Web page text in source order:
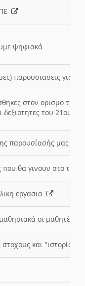
ψηφιακά
παρουσιασεις για
στον ορισμο
δεξιοτητες του 21ου
παρουσίασής μας
που θα γινουν στο
εργασια
οι μαθητές/
στοχους και "ιστορία"